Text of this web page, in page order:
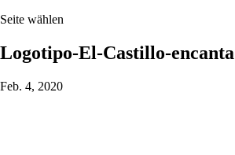
Seite wählen
Logotipo-El-Castillo-
Feb. 4, 2020